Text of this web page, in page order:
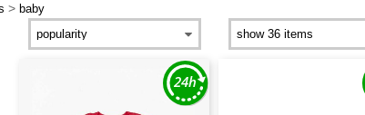
> baby